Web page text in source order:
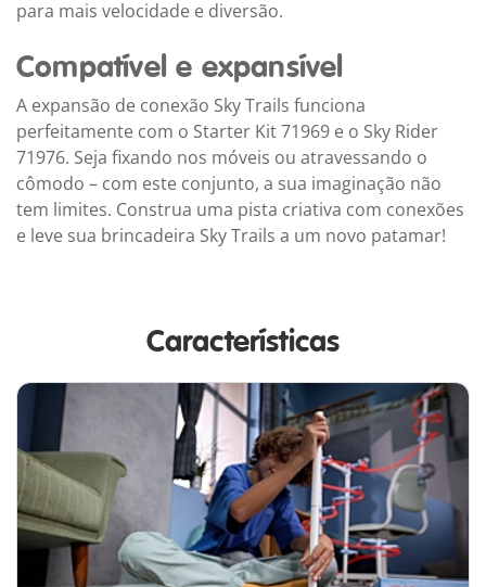
para mais velocidade e diversão.
Compatível e expansível
A expansão de conexão Sky Trails funciona
perfeitamente com o Starter Kit 71969 e o Sky Rider
71976. Seja fixando nos móveis ou atravessando o
cômodo – com este conjunto, a sua imaginação não
tem limites. Construa uma pista criativa com conexões
e leve sua brincadeira Sky Trails a um novo patamar!
Características